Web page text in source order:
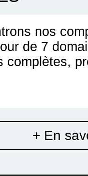
nos
de 7
complètes,
+ En